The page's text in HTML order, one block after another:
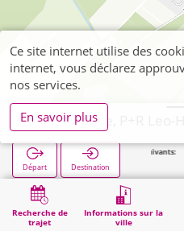
Recherche de
trajet
Informations sur la
ville
Départ Destination
Arrêts suivants:
Démarrage Langerwehe, P+R
Ce site internet utilise des
internet, vous déclarez
nos services.
En savoir plus